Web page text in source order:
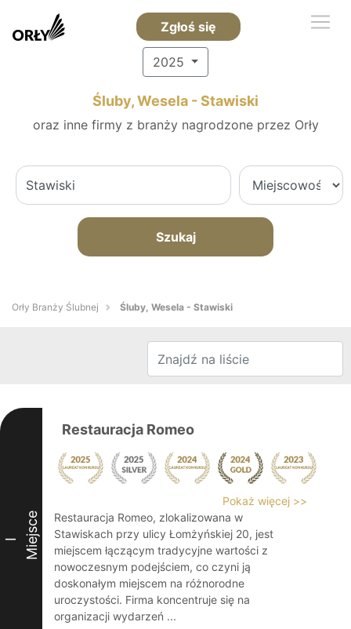
Zgłoś się
2025
Śluby, Wesela - Stawiski
oraz inne firmy z branży nagrodzone przez Orły
Szukaj
Orły Branży Ślubnej Śluby, Wesela - Stawiski
I Miejsce
Restauracja Romeo
Pokaż więcej >>
Restauracja Romeo, zlokalizowana w
Stawiskach przy ulicy Łomżyńskiej 20, jest
miejscem łączącym tradycyjne wartości z
nowoczesnym podejściem, co czyni ją
doskonałym miejscem na różnorodne
uroczystości. Firma koncentruje się na
organizacji wydarzeń ...